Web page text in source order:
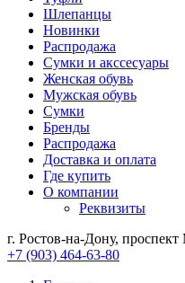
Шлепанцы
Новинки
Распродажа
Сумки и акссесуары
Женская обувь
Мужская обувь
Сумки
Бренды
Распродажа
Доставка и оплата
Где купить
О компании
Реквизиты
г. Ростов-на-Дону,
+7 (903) 464-63-80